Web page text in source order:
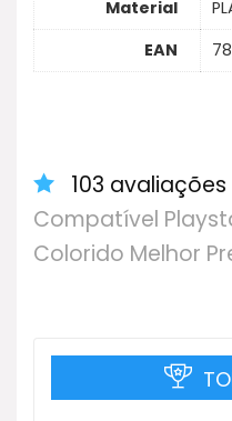
Material
EAN
103
Compatível
Colorido Melhor